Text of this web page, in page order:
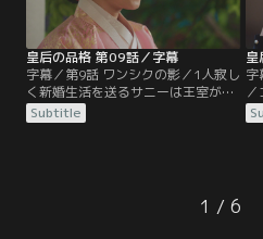
皇后の品格 第09話／字幕
字幕／第9話 ワンシクの影／1人寂し
く新婚生活を送るサニーは王室が決
めた“初夜”の日を迎えるが、この日
も皇帝は行けないと連絡を寄こす。
Subtitle
皇
字
て
后
1